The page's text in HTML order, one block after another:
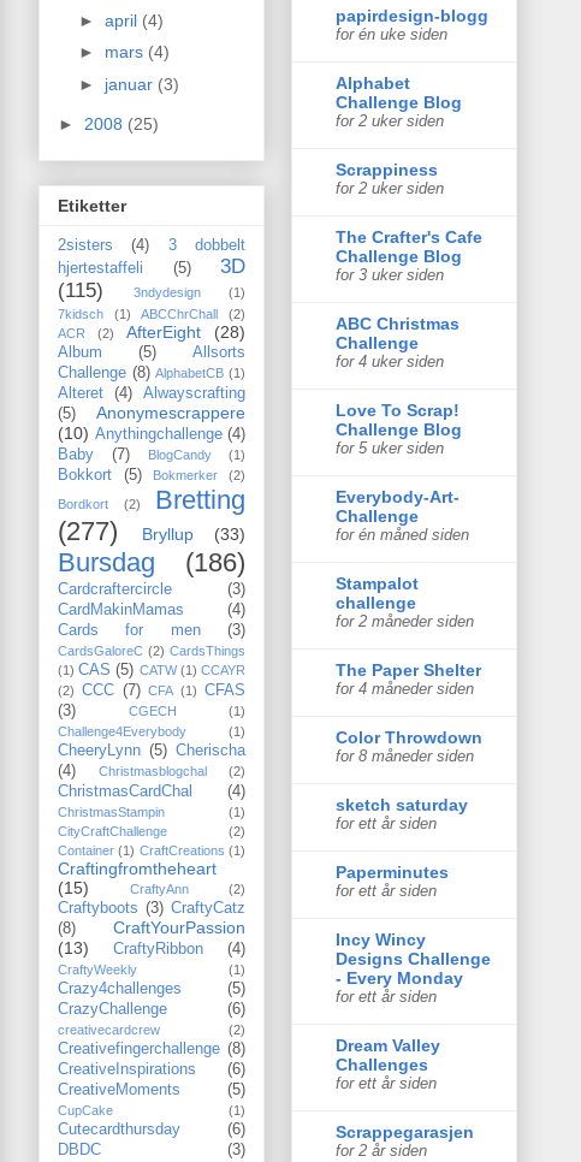
► april (4)
► mars (4)
► januar (3)
► 2008 (25)
Etiketter
2sisters (4)
3 dobbelt
hjertestaffeli
(5)
3D
(115)
3ndydesign
(1)
7kidsch
(1) ABCChrChall
(2)
ACR
(2) AfterEight (28)
Album (5)
Allsorts
Challenge (8) AlphabetCB (1)
Alteret (4)
Alwayscrafting
(5)
Anonymescrappere
(10) Anythingchallenge (4)
Baby
(7) BlogCandy (1)
Bokkort (5) Bokmerker
(2)
Bordkort
(2)
Bretting
(277)
Bryllup (33)
Bursdag (186)
Cardcraftercircle
(3)
CardMakinMamas
(4)
Cards for men
(3)
CardsGaloreC (2) CardsThings
(1) CAS (5) CATW (1) CCAYR
(2) CCC (7) CFA (1) CFAS
(3)
CGECH
(1)
Challenge4Everybody
(1)
CheeryLynn (5) Cherischa
(4)
Christmasblogchal (2)
ChristmasCardChal (4)
ChristmasStampin
(1)
CityCraftChallenge
(2)
Container (1) CraftCreations (1)
Craftingfromtheheart
(15)
CraftyAnn (2)
Craftyboots (3) CraftyCatz
(8)
CraftYourPassion
(13)
CraftyRibbon (4)
CraftyWeekly (1)
Crazy4challenges
(5)
CrazyChallenge
(6)
creativecardcrew (2)
Creativefingerchallenge (8)
CreativeInspirations
(6)
CreativeMoments
(5)
CupCake (1)
Cutecardthursday
(6)
DBDC
(3)
papirdesign-blogg
for én uke siden
Alphabet
Challenge Blog
for 2 uker siden
Scrappiness
for 2 uker siden
The Crafter's Cafe
Challenge Blog
for 3 uker siden
ABC Christmas
Challenge
for 4 uker siden
Love To Scrap!
Challenge Blog
for 5 uker siden
Everybody-Art-
Challenge
for én måned siden
Stampalot
challenge
for 2 måneder siden
The Paper Shelter
for 4 måneder siden
Color Throwdown
for 8 måneder siden
sketch saturday
for ett år siden
Paperminutes
for ett år siden
Incy Wincy
Designs Challenge
- Every Monday
for ett år siden
Dream Valley
Challenges
for ett år siden
Scrappegarasjen
for 2 år siden